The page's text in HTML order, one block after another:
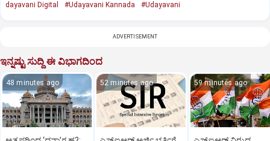
dayavani Digital
#Udayavani Kannada #Udayavani
ADVERTISEMENT
ಇನ್ನಷ್ಟು ಸುದ್ದಿ ಈ ವಿಭಾಗದಿಂದ
48 minutes ago 52 minutes ago 59 minutes ago